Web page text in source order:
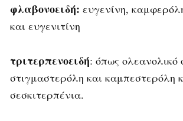
φλαβονοειδή: ευγενίνη,
και ευγενιτίνη
τριτερπενοειδή: όπως ολεανολικό
στιγμαστερόλη και καμπεστερόλη
σεσκιτερπένια.